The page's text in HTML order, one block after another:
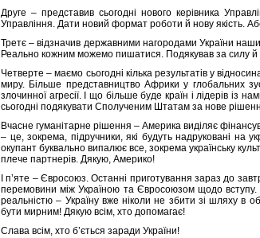
Друге – представив сьогодні нового керівника
Управління. Дати новий формат роботи й нову якість.
Третє – відзначив державними нагородами України
Реально кожним можемо пишатися. Подякував за силу
Четверте – маємо сьогодні кілька результатів у
миру. Більше представництво Африки у глобальних
злочинної агресії. І що більше буде країн і лідерів
сьогодні подякувати Сполученим Штатам за нове
Вчасне гуманітарне рішення – Америка виділяє
– це, зокрема, підручники, які будуть надруковані на
окупант буквально випалює все, зокрема українську
плече партнерів. Дякую, Америко!
І п’яте – Євросоюз. Останні приготування зараз до
перемовини між Україною та Євросоюзом щодо
реальністю – Україну вже ніколи не збити зі шляху в
бути мирним! Дякую всім, хто допомагає!
Слава всім, хто б’ється заради України!